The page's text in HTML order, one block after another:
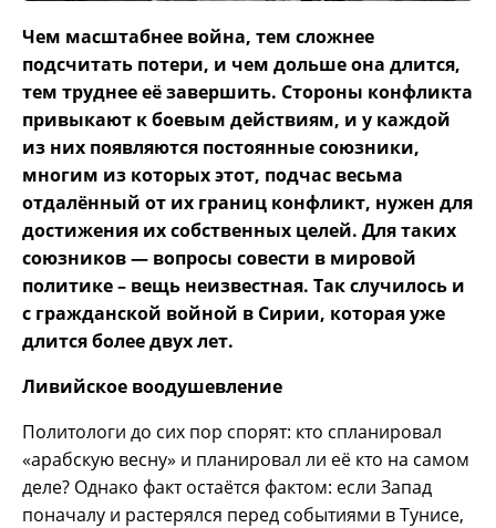
Чем масштабнее война, тем сложнее
подсчитать потери, и чем дольше она длится,
тем труднее её завершить. Стороны конфликта
привыкают к боевым действиям, и у каждой
из них появляются постоянные союзники,
многим из которых этот, подчас весьма
отдалённый от их границ конфликт, нужен для
достижения их собственных целей. Для таких
союзников — вопросы совести в мировой
политике – вещь неизвестная. Так случилось и
с гражданской войной в Сирии, которая уже
длится более двух лет.
Ливийское воодушевление
Политологи до сих пор спорят: кто спланировал
«арабскую весну» и планировал ли её кто на самом
деле? Однако факт остаётся фактом: если Запад
поначалу и растерялся перед событиями в Тунисе,